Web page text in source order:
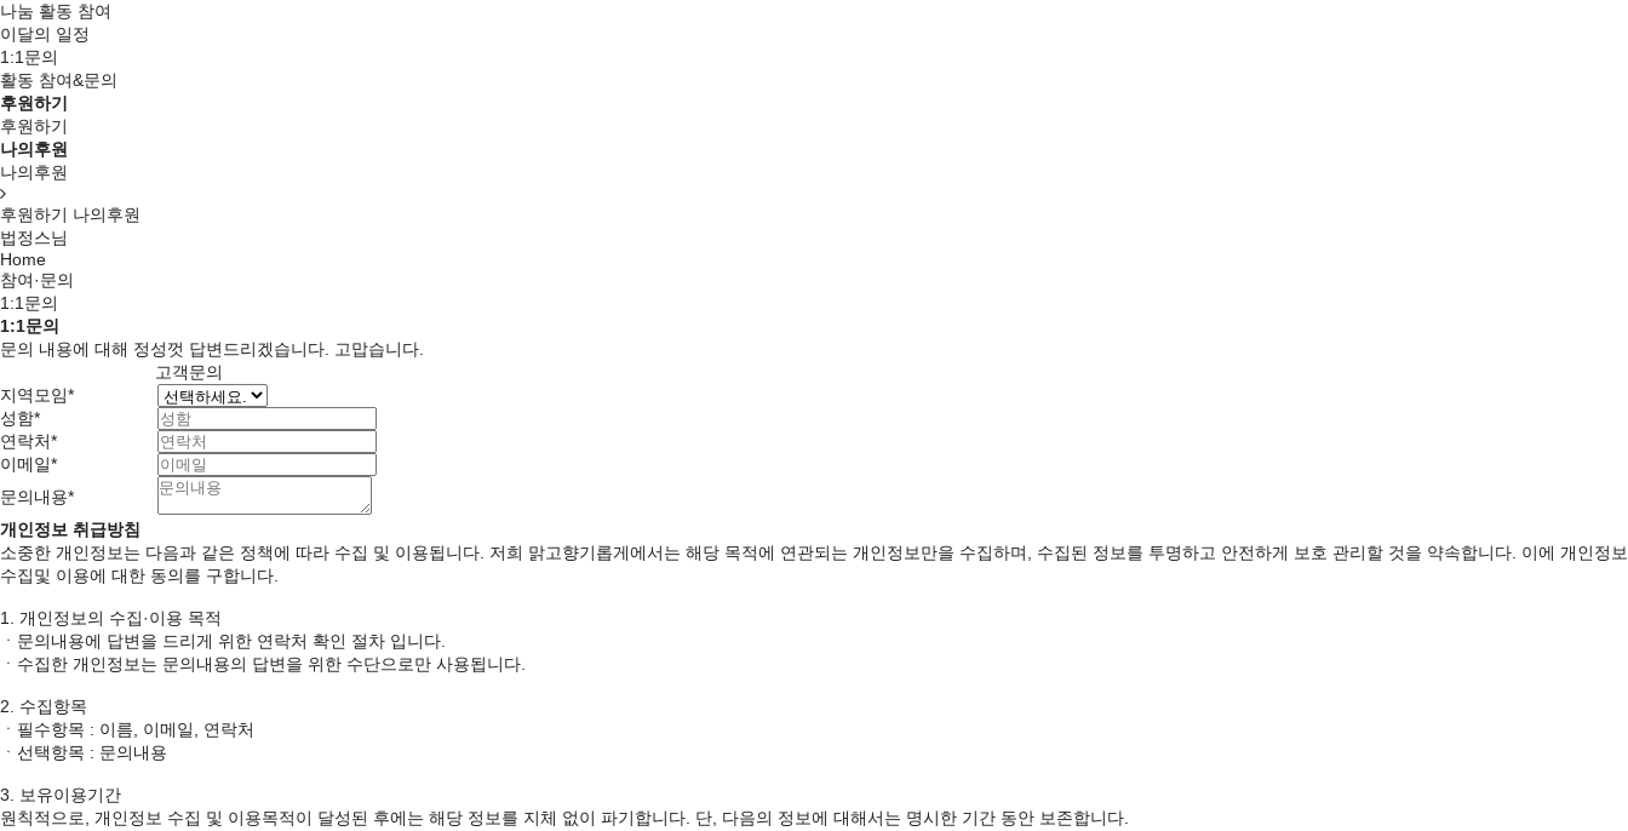
나눔 활동 참여
이달의 일정
1:1문의
활동 참여&문의
후원하기
후원하기
나의후원
나의후원
후원하기 나의후원
법정스님
Home
참여·문의
1:1문의
1:1문의
문의 내용에 대해 정성껏 답변드리겠습니다. 고맙습니다.
고객문의
지역모임*
성함*
연락처*
이메일*
문의내용*
개인정보 취급방침
소중한 개인정보는 다음과 같은 정책에 따라 수집 및 이용됩니다. 저희 맑고향기롭게에서는 해당 목적에 연관되는 개인정보만을 수집하며, 수집된 정보를 투명하고 안전하게 보호 관리할 것을 약속합니다. 이에 개인정보
수집및 이용에 대한 동의를 구합니다.
1. 개인정보의 수집·이용 목적
ㆍ문의내용에 답변을 드리게 위한 연락처 확인 절차 입니다.
ㆍ수집한 개인정보는 문의내용의 답변을 위한 수단으로만 사용됩니다.
2. 수집항목
ㆍ필수항목 : 이름, 이메일, 연락처
ㆍ선택항목 : 문의내용
3. 보유이용기간
원칙적으로, 개인정보 수집 및 이용목적이 달성된 후에는 해당 정보를 지체 없이 파기합니다. 단, 다음의 정보에 대해서는 명시한 기간 동안 보존합니다.